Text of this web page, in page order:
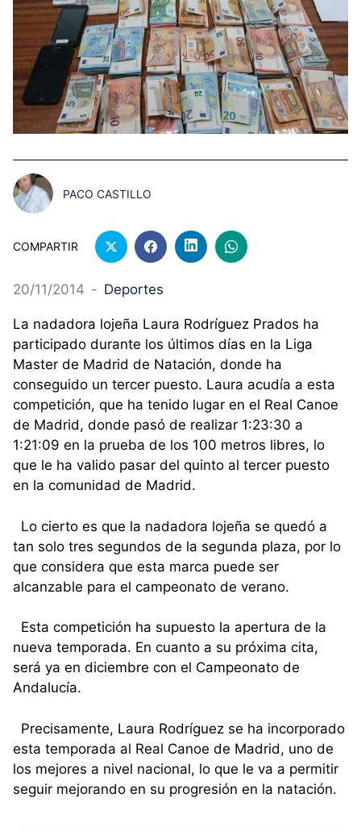
PACO CASTILLO
COMPARTIR
20/11/2014 - Deportes
La nadadora lojeña Laura Rodríguez Prados ha
participado durante los últimos días en la Liga
Master de Madrid de Natación, donde ha
conseguido un tercer puesto. Laura acudía a esta
competición, que ha tenido lugar en el Real Canoe
de Madrid, donde pasó de realizar 1:23:30 a
1:21:09 en la prueba de los 100 metros libres, lo
que le ha valido pasar del quinto al tercer puesto
en la comunidad de Madrid.
Lo cierto es que la nadadora lojeña se quedó a
tan solo tres segundos de la segunda plaza, por lo
que considera que esta marca puede ser
alcanzable para el campeonato de verano.
Esta competición ha supuesto la apertura de la
nueva temporada. En cuanto a su próxima cita,
será ya en diciembre con el Campeonato de
Andalucía.
Precisamente, Laura Rodríguez se ha incorporado
esta temporada al Real Canoe de Madrid, uno de
los mejores a nivel nacional, lo que le va a permitir
seguir mejorando en su progresión en la natación.